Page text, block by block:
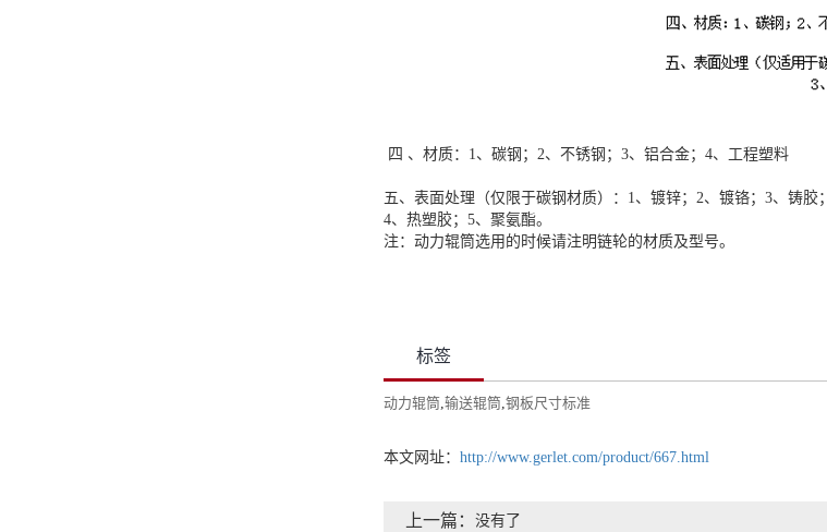
四 、材质：1、碳钢；2、不锈钢；3、铝合金；4、工程塑料
五、表面处理（仅限于碳钢材质）：1、镀锌；2、镀铬；3、铸胶；
4、热塑胶；5、聚氨酯。
注：动力辊筒选用的时候请注明链轮的材质及型号。
标签
动力辊筒,输送辊筒,钢板尺寸标准
本文网址： http://www.gerlet.com/product/667.html
上一篇： 没有了